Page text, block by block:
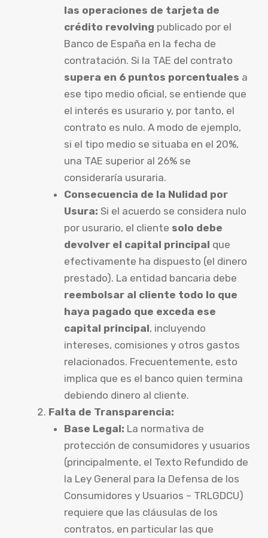
las operaciones de tarjeta de
crédito revolving publicado por el
Banco de España en la fecha de
contratación. Si la TAE del contrato
supera en 6 puntos porcentuales a
ese tipo medio oficial, se entiende que
el interés es usurario y, por tanto, el
contrato es nulo. A modo de ejemplo,
si el tipo medio se situaba en el 20%,
una TAE superior al 26% se
consideraría usuraria.
Consecuencia de la Nulidad por
Usura: Si el acuerdo se considera nulo
por usurario, el cliente solo debe
devolver el capital principal que
efectivamente ha dispuesto (el dinero
prestado). La entidad bancaria debe
reembolsar al cliente todo lo que
haya pagado que exceda ese
capital principal, incluyendo
intereses, comisiones y otros gastos
relacionados. Frecuentemente, esto
implica que es el banco quien termina
debiendo dinero al cliente.
Falta de Transparencia:
Base Legal: La normativa de
protección de consumidores y usuarios
(principalmente, el Texto Refundido de
la Ley General para la Defensa de los
Consumidores y Usuarios – TRLGDCU)
requiere que las cláusulas de los
contratos, en particular las que